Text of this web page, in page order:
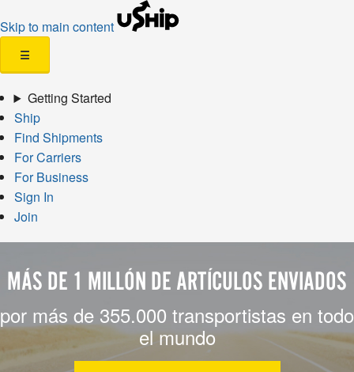
Skip to main content
☰
Getting Started
Ship
Find Shipments
For Carriers
For Business
Sign In
Join
MÁS DE 1 MILLÓN DE ARTÍCULOS ENVIADOS
por más de 355.000 transportistas en todo
el mundo